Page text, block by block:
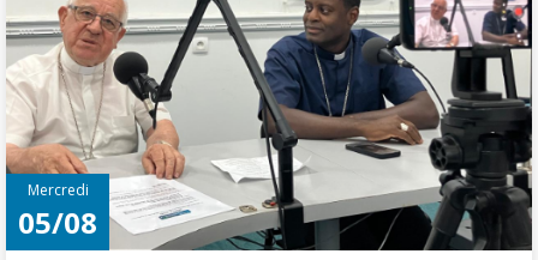
Mercredi
05/08